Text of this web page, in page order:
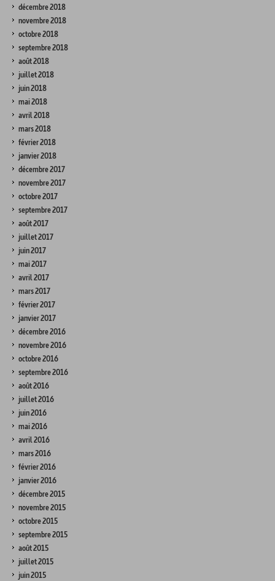
décembre 2018
novembre 2018
octobre 2018
septembre 2018
août 2018
juillet 2018
juin 2018
mai 2018
avril 2018
mars 2018
février 2018
janvier 2018
décembre 2017
novembre 2017
octobre 2017
septembre 2017
août 2017
juillet 2017
juin 2017
mai 2017
avril 2017
mars 2017
février 2017
janvier 2017
décembre 2016
novembre 2016
octobre 2016
septembre 2016
août 2016
juillet 2016
juin 2016
mai 2016
avril 2016
mars 2016
février 2016
janvier 2016
décembre 2015
novembre 2015
octobre 2015
septembre 2015
août 2015
juillet 2015
juin 2015